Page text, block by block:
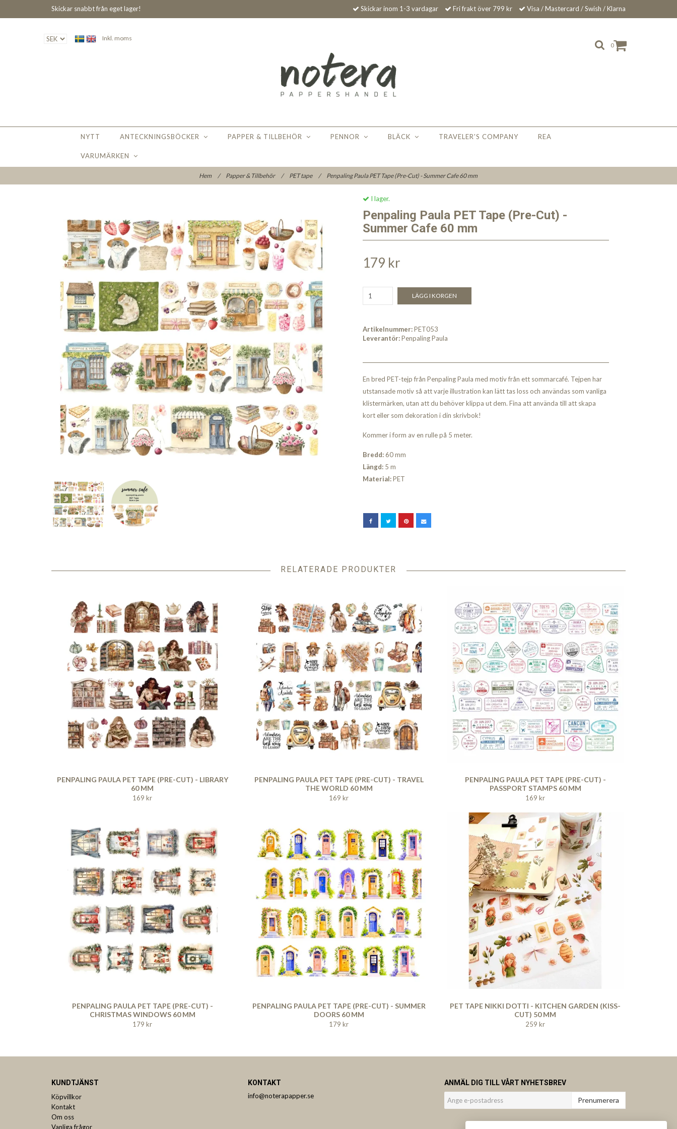
Skickar snabbt från eget lager! Skickar inom 1-3 vardagar Fri frakt över 799 kr Visa / Mastercard / Swish / Klarna
0
Inkl. moms
NYTT ANTECKNINGSBÖCKER PAPPER & TILLBEHÖR PENNOR BLÄCK TRAVELER'S COMPANY REA
VARUMÄRKEN
Hem / Papper & Tillbehör / PET tape / Penpaling Paula PET Tape (Pre-Cut) - Summer Cafe 60 mm
I lager.
Penpaling Paula PET Tape (Pre-Cut) -
Summer Cafe 60 mm
179 kr
LÄGG I KORGEN
Artikelnummer:PET053
Leverantör:Penpaling Paula
En bred PET-tejp från Penpaling Paula med motiv från ett sommarcafé. Tejpen har
utstansade motiv så att varje illustration kan lätt tas loss och användas som vanliga
klistermärken, utan att du behöver klippa ut dem. Fina att använda till att skapa
kort eller som dekoration i din skrivbok!
Kommer i form av en rulle på 5 meter.
Bredd:60 mm
Längd: 5 m
Material:PET
RELATERADE PRODUKTER
PENPALING PAULA PET TAPE (PRE-CUT) - LIBRARY
60 MM
169 kr
PENPALING PAULA PET TAPE (PRE-CUT) - TRAVEL
THE WORLD 60 MM
169 kr
PENPALING PAULA PET TAPE (PRE-CUT) -
PASSPORT STAMPS 60 MM
169 kr
PENPALING PAULA PET TAPE (PRE-CUT) -
CHRISTMAS WINDOWS 60 MM
179 kr
PENPALING PAULA PET TAPE (PRE-CUT) - SUMMER
DOORS 60 MM
179 kr
PET TAPE NIKKI DOTTI - KITCHEN GARDEN (KISS-
CUT) 50 MM
259 kr
KUNDTJÄNST
Köpvillkor
Kontakt
Om oss
Vanliga frågor
KONTAKT
info@noterapapper.se
ANMÄL DIG TILL VÅRT NYHETSBREV
Prenumerera